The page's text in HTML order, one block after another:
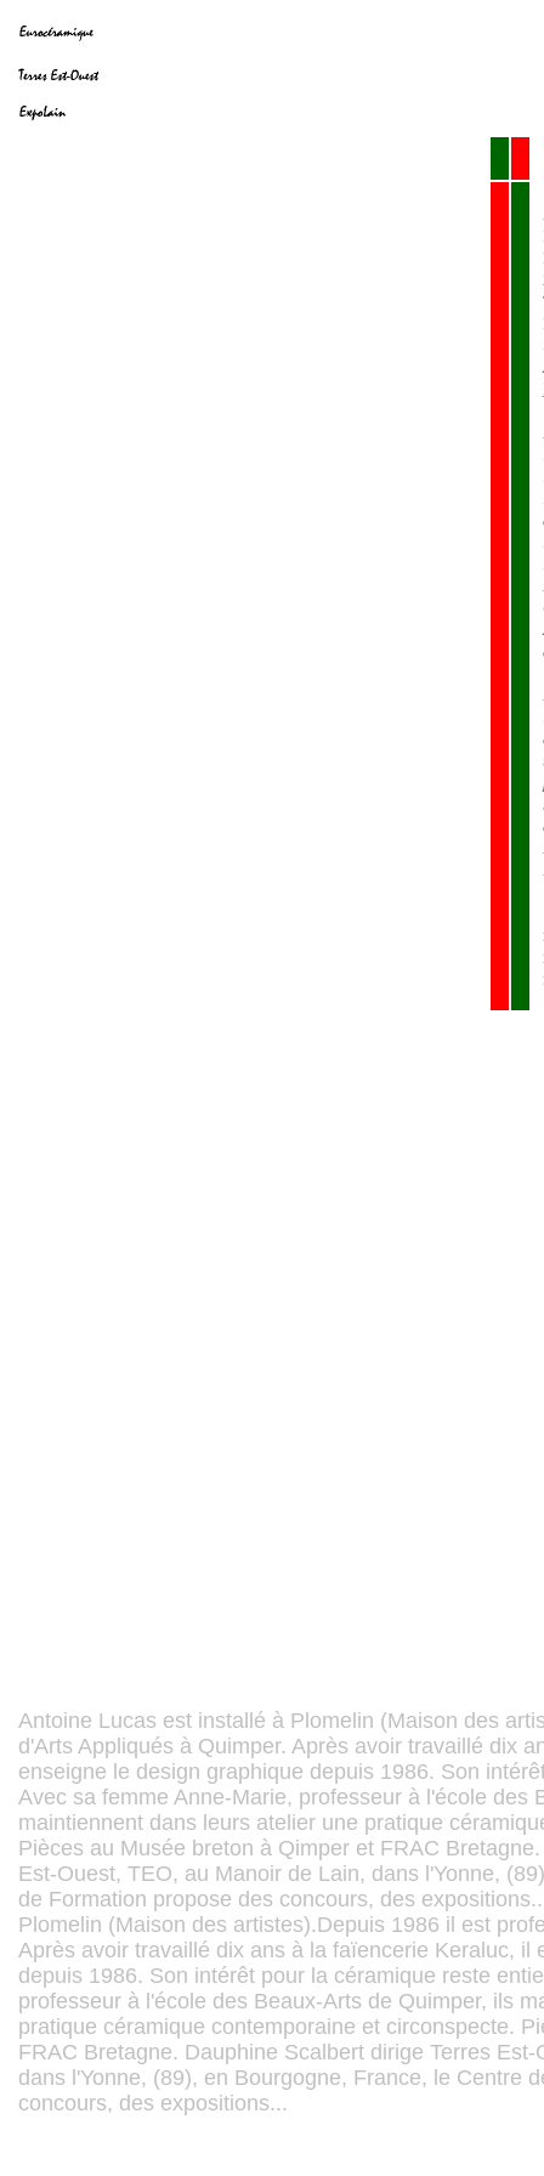
Antoine Lucas est installé à Plomelin (Maison des
d'Arts Appliqués à Quimper. Après avoir travaillé dix
enseigne le design graphique depuis 1986. Son
Avec sa femme Anne-Marie, professeur à l'école des
maintiennent dans leurs atelier une pratique
Pièces au Musée breton à Qimper et FRAC
Est-Ouest, TEO, au Manoir de Lain, dans l'Yonne,
de Formation propose des concours, des
Plomelin (Maison des artistes).Depuis 1986 il est
Après avoir travaillé dix ans à la faïencerie Keraluc, il
depuis 1986. Son intérêt pour la céramique reste
professeur à l'école des Beaux-Arts de Quimper, ils
pratique céramique contemporaine et circonspecte.
FRAC Bretagne. Dauphine Scalbert dirige Terres
dans l'Yonne, (89), en Bourgogne, France, le Centre
concours, des expositions...